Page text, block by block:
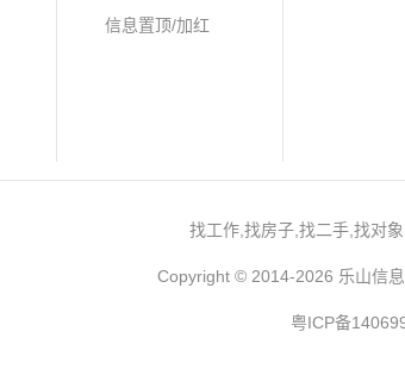
信息置顶/加红
找工作,找房子,找二手,找对
Copyright © 2014-2026 乐山信
粤ICP备